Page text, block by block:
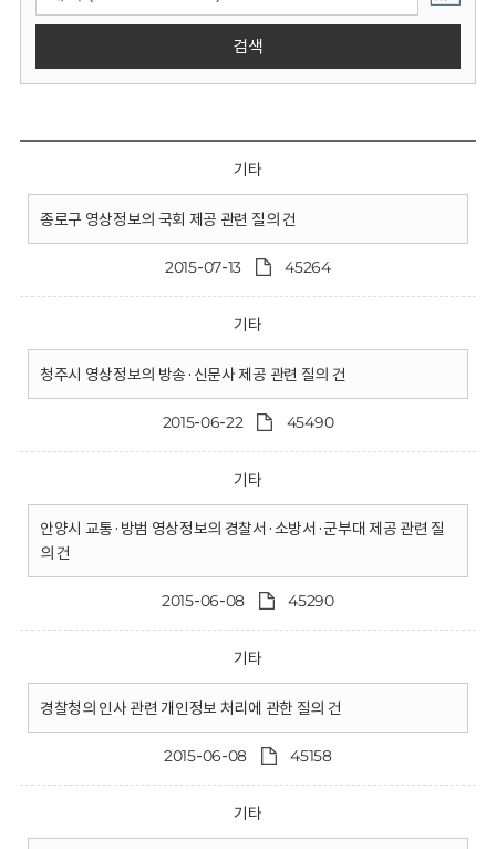
검색
기타
종로구 영상정보의 국회 제공 관련 질의 건
2015-07-13 45264
기타
청주시 영상정보의 방송·신문사 제공 관련 질의 건
2015-06-22 45490
기타
안양시 교통·방범 영상정보의 경찰서·소방서·군부대 제공 관련 질
의 건
2015-06-08 45290
기타
경찰청의 인사 관련 개인정보 처리에 관한 질의 건
2015-06-08 45158
기타